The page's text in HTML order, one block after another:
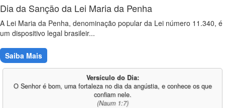
Dia da Sanção da Lei Maria da Penha
A Lei Maria da Penha, denominação popular da Lei número 11.340, é
um dispositivo legal brasileir...
Saiba Mais
Versículo do Dia:
O Senhor é bom, uma fortaleza no dia da angústia, e conhece os que
confiam nele.
(Naum 1:7)